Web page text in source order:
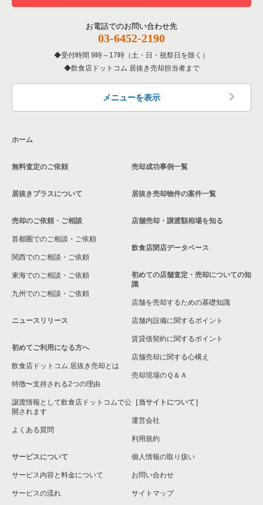
その他の居抜き売却物件の案件一覧
神戸市西区の飲食店の居抜き売却物件の案件一覧
兵庫県の居酒屋・ダイニングバーの居抜き売却物件の案件一覧
兵庫県の専門料理の居抜き売却物件の案件一覧
兵庫県の和食の居抜き売却物件の案件一覧
兵庫県の洋食の居抜き売却物件の案件一覧
お電話でのお問い合わせ先
03-6452-2190
受付時間 9時～17時（土・日・祝祭日を除く）
飲食店ドットコム 居抜き売却担当者まで
メニューを表示
ホーム
無料査定のご依頼
居抜きプラスについて
売却のご依頼・ご相談
首都圏でのご相談・ご依頼
関西でのご相談・ご依頼
東海でのご相談・ご依頼
九州でのご相談・ご依頼
ニュースリリース
初めてご利用になる方へ
飲食店ドットコム 居抜き売却とは
特徴〜支持される2つの理由
譲渡情報として飲食店ドットコムで公
開されます
よくある質問
サービスについて
サービス内容と料金について
サービスの流れ
売却成功事例一覧
居抜き売却物件の案件一覧
店舗売却・譲渡額相場を知る
飲食店閉店データベース
初めての店舗査定・売却についての知
識
店舗を売却するための基礎知識
店舗内設備に関するポイント
賃貸借契約に関するポイント
店舗売却に関する心構え
売却現場のＱ＆Ａ
［当サイトについて］
運営会社
利用規約
個人情報の取り扱い
お問い合わせ
サイトマップ